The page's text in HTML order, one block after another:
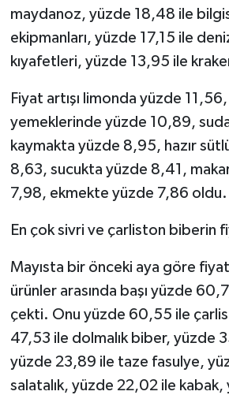
maydanoz, yüzde 18,48 ile
ekipmanları, yüzde 17,15 ile
kıyafetleri, yüzde 13,95 ile
Fiyat artışı limonda yüzde 11,56,
yemeklerinde yüzde 10,89,
kaymakta yüzde 8,95, hazır
8,63, sucukta yüzde 8,41,
7,98, ekmekte yüzde 7,86 oldu.
En çok sivri ve çarliston biberin
Mayısta bir önceki aya göre
ürünler arasında başı yüzde
çekti. Onu yüzde 60,55 ile
47,53 ile dolmalık biber, yüzde
yüzde 23,89 ile taze fasulye,
salatalık, yüzde 22,02 ile